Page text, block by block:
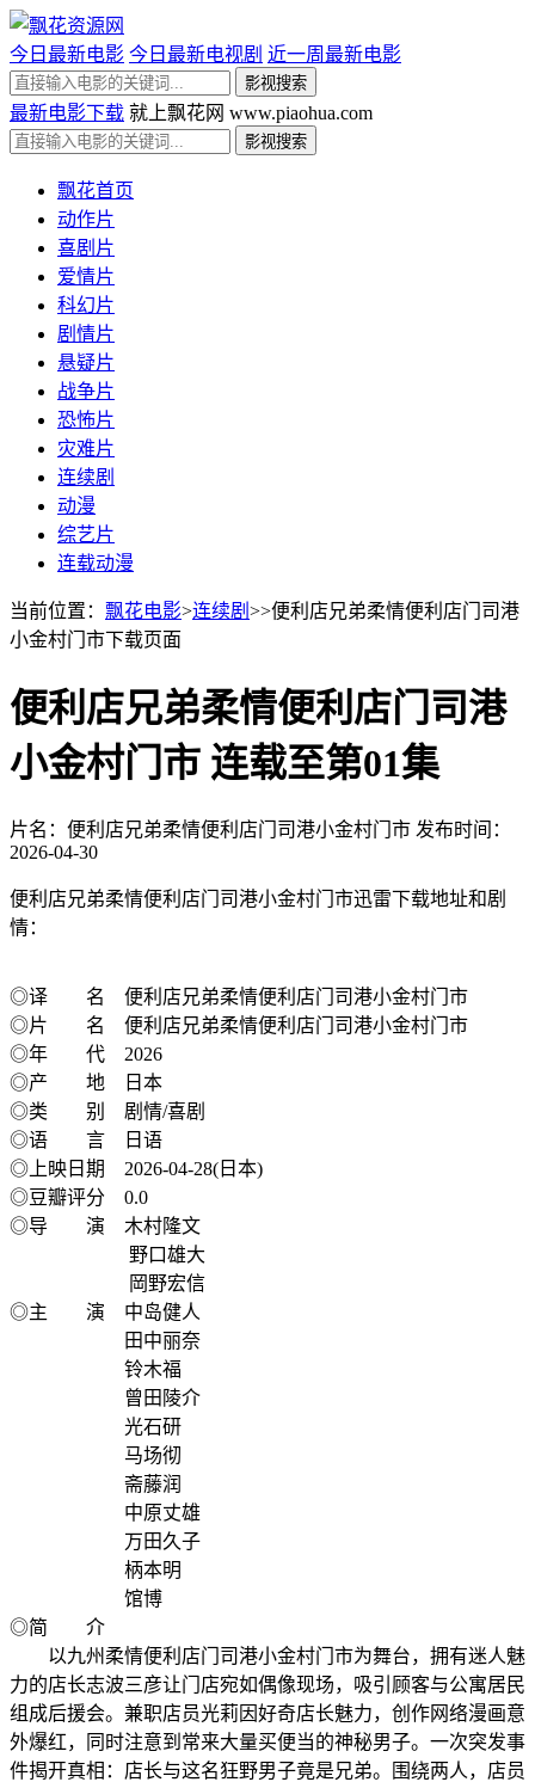
今日最新电影 今日最新电视剧 近一周最新电影
最新电影下载 就上飘花网 www.piaohua.com
飘花首页
动作片
喜剧片
爱情片
科幻片
剧情片
悬疑片
战争片
恐怖片
灾难片
连续剧
动漫
综艺片
连载动漫
当前位置： 飘花电影>连续剧 >>便利店兄弟柔情便利店门司港
小金村门市下载页面
便利店兄弟柔情便利店门司港
小金村门市 连载至第01集
片名：便利店兄弟柔情便利店门司港小金村门市 发布时间：
2026-04-30
便利店兄弟柔情便利店门司港小金村门市迅雷下载地址和剧
情：
◎译 名 便利店兄弟柔情便利店门司港小金村门市
◎片 名 便利店兄弟柔情便利店门司港小金村门市
◎年 代 2026
◎产 地 日本
◎类 别 剧情/喜剧
◎语 言 日语
◎上映日期 2026-04-28(日本)
◎豆瓣评分 0.0
◎导 演 木村隆文
野口雄大
岡野宏信
◎主 演 中岛健人
田中丽奈
铃木福
曾田陵介
光石研
马场彻
斋藤润
中原丈雄
万田久子
柄本明
馆博
◎简 介
以九州柔情便利店门司港小金村门市为舞台，拥有迷人魅
力的店长志波三彦让门店宛如偶像现场，吸引顾客与公寓居民
组成后援会。兼职店员光莉因好奇店长魅力，创作网络漫画意
外爆红，同时注意到常来大量买便当的神秘男子。一次突发事
件揭开真相：店长与这名狂野男子竟是兄弟。围绕两人，店员